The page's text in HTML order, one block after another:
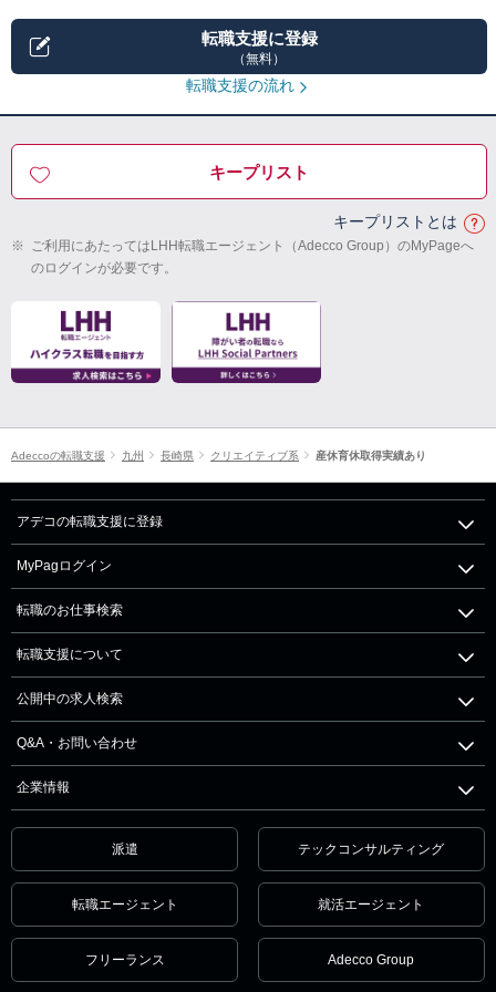
転職支援に登録
（無料）
転職支援の流れ
キープリスト
キープリストとは
※ ご利用にあたってはLHH転職エージェント（Adecco Group）のMyPageへ
のログインが必要です。
Adeccoの転職支援 九州 長崎県 クリエイティブ系 産休育休取得実績あり
アデコの転職支援に登録
MyPagログイン
転職のお仕事検索
転職支援について
公開中の求人検索
Q&A・お問い合わせ
企業情報
派遣 テックコンサルティング
転職エージェント 就活エージェント
フリーランス Adecco Group